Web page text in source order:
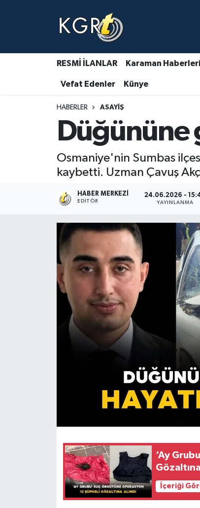
RESMİ İLANLAR Karaman Haberleri
Vefat Edenler Künye
HABERLER ASAYIŞ
Düğününe
Osmaniye'nin Sumbas
kaybetti. Uzman Çavuş
HABER MERKEZI
EDITÖR
24.06.2026 -
YAYINLANMA
‘Ay
İçeriği
Karaman Haberleri
Gündem Haberleri
Güncel Haberler
Asayiş Haberleri
Ulusal Haberler